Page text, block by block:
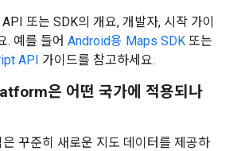
또는 SDK의 개요, 개발자, 시작 가이
. 예를 들어 Android용 Maps SDK 또는
API 가이드를 참고하세요.
은 어떤 국가에 적용되나
꾸준히 새로운 지도 데이터를 제공하